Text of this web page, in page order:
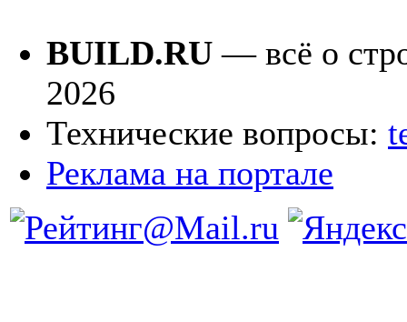
BUILD.RU — всё о
2026
Технические вопросы:
Реклама на портале